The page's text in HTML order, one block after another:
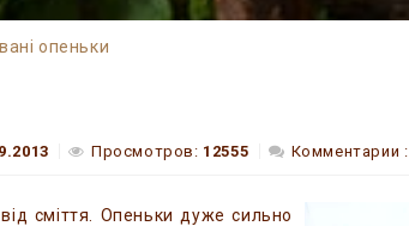
опеньки
Просмотров: 12555 Комментарии :
сміття. Опеньки дуже сильно